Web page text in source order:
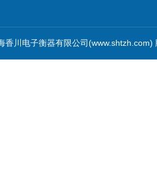
香川电子衡器有限公司(www.shtzh.com)